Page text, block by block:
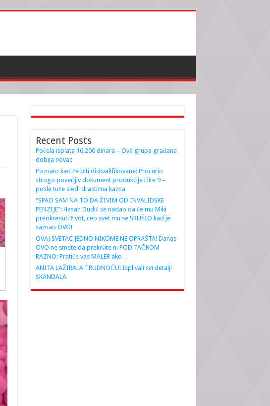
Recent Posts
Počela isplata 16.200 dinara – Ova grupa građana
dobija novac
Poznato kad će biti diskvalifikovane: Procurio
strogo poverljiv dokument produkcije Elite 9 –
posle tuče sledi drastična kazna
“SPAO SAM NA TO DA ŽIVIM OD INVALIDSKE
PENZIJE”: Hasan Dudić se nadao da će mu Miki
preokrenuti život, ceo svet mu se SRUŠIO kad je
saznao OVO!
OVAJ SVETAC JEDNO NIKOME NE OPRAŠTA! Danas
OVO ne smete da prekršite ni POD TAČKOM
RAZNO: Pratiće vas MALER ako…
ANITA LAŽIRALA TRUDNOĆU! Isplivali svi detalji
SKANDALA